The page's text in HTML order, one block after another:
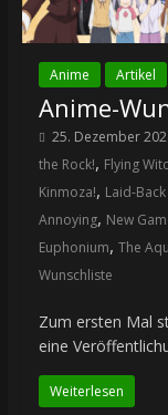
Anime Artikel
Anime-
25. Dezember
the Rock!, Flying
Kinmoza!, Laid-
Annoying, New
Euphonium, The
Wunschliste
Zum ersten Mal
eine
Weiterlesen